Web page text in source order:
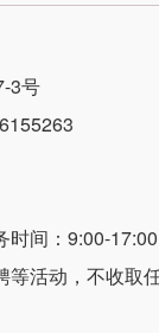
3号
时间：9:00-17:00
活动，不收取